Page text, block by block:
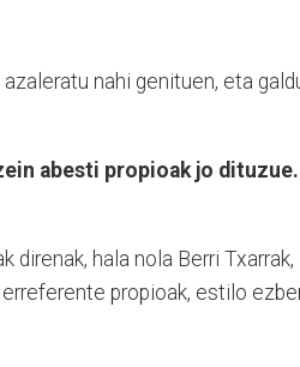
nahi genituen, eta
abesti propioak jo
hala nola Berri
propioak, estilo